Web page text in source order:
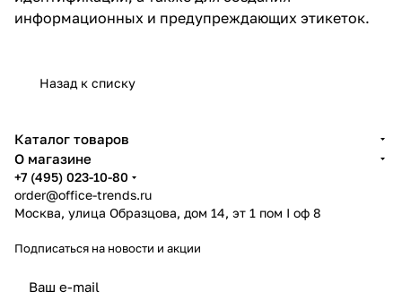
информационных и предупреждающих этикеток.
Назад к списку
Каталог товаров
О магазине
+7 (495) 023-10-80
order@office-trends.ru
Москва, улица Образцова, дом 14, эт 1 пом I оф 8
Подписаться на новости и акции